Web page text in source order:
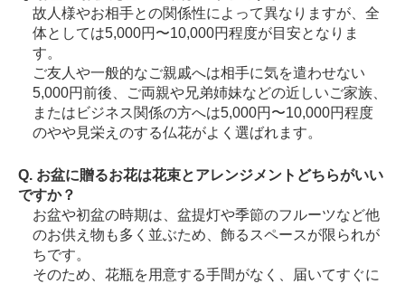
故人様やお相手との関係性によって異なりますが、全
体としては5,000円〜10,000円程度が目安となりま
す。
ご友人や一般的なご親戚へは相手に気を遣わせない
5,000円前後、ご両親や兄弟姉妹などの近しいご家族、
またはビジネス関係の方へは5,000円〜10,000円程度
のやや見栄えのする仏花がよく選ばれます。
Q. お盆に贈るお花は花束とアレンジメントどちらがいい
ですか？
お盆や初盆の時期は、盆提灯や季節のフルーツなど他
のお供え物も多く並ぶため、飾るスペースが限られが
ちです。
そのため、花瓶を用意する手間がなく、届いてすぐに